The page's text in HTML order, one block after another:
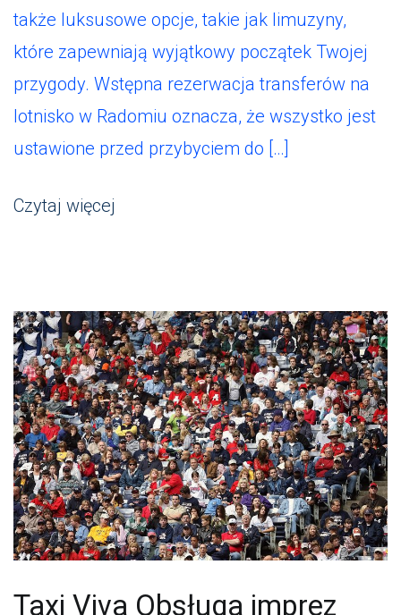
także luksusowe opcje, takie jak limuzyny,
które zapewniają wyjątkowy początek Twojej
przygody. Wstępna rezerwacja transferów na
lotnisko w Radomiu oznacza, że ​​wszystko jest
ustawione przed przybyciem do […]
Czytaj więcej
Taxi Viva Obsługa imprez